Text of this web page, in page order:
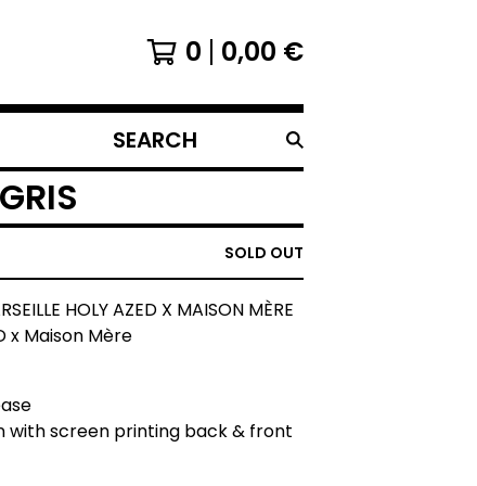
0 0,00 €
SEARCH
PRODUCTS
SOLD OUT
HOLY AZED X MAISON MÈRE
x Maison Mère
with screen printing back & front